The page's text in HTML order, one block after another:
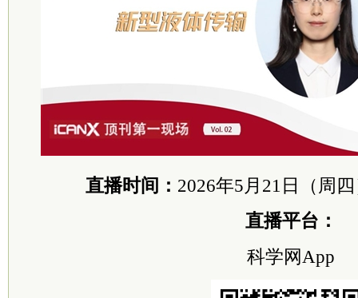
直播时间： 2026年5月21日（周
直播平台：
科学网App